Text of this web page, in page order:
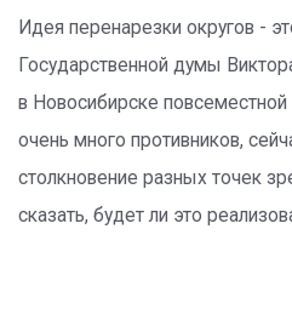
Идея перенарезки округов -
Государственной думы
в Новосибирске
очень много противников,
столкновение разных точек
сказать, будет ли это